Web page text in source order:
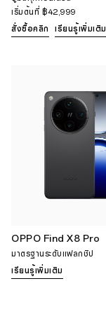
เริ่มต้นที่ ฿42,999
สั่งซื้อคลิก
เรียนรู้เพิ่มเติม
OPPO Find X8 Pro
มาตรฐานระดับแฟลกชิป
เรียนรู้เพิ่มเติม